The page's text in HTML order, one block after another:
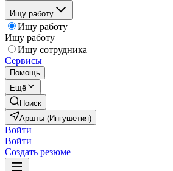
Ищу работу
Ищу работу
Ищу работу
Ищу сотрудника
Сервисы
Помощь
Ещё
Поиск
Аршты (Ингушетия)
Войти
Войти
Создать резюме